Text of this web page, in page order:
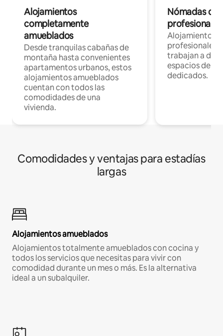
Alojamientos
completamente
amueblados
Desde tranquilas cabañas de
montaña hasta convenientes
apartamentos urbanos, estos
alojamientos amueblados
cuentan con todos las
comodidades de una
vivienda.
Nómadas
Alojamientos
profesionales
trabajan a
espacios de
dedicados.
Comodidades y ventajas para estadías
largas
Alojamientos amueblados
Alojamientos totalmente amueblados con cocina y
todos los servicios que necesitas para vivir con
comodidad durante un mes o más. Es la alternativa
ideal a un subalquiler.